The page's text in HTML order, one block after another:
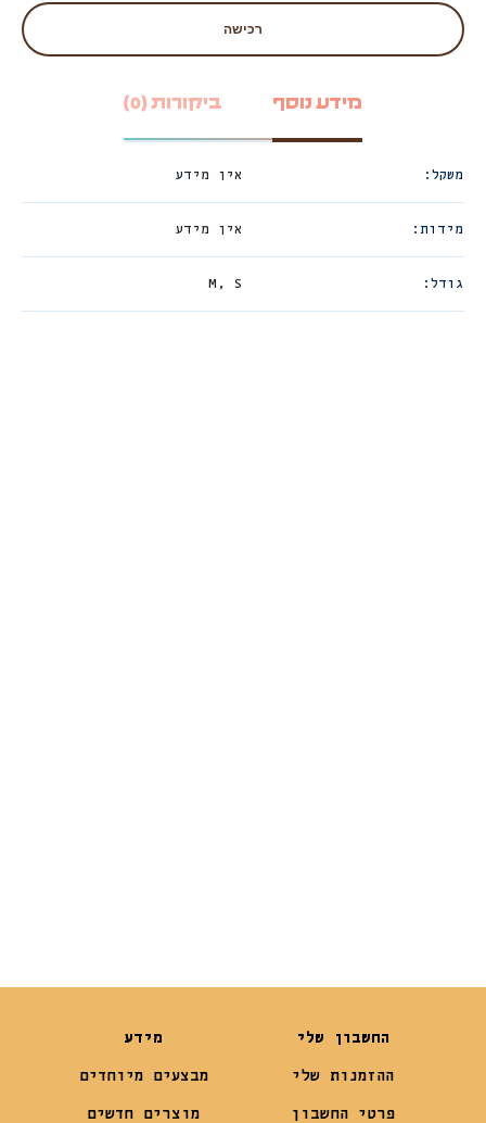
רכישה
מידע נוסף ביקורות (0)
משקל אין מידע
מידות אין מידע
גודל M, S
החשבון שלי
ההזמנות שלי
פרטי החשבון
מידע
מבצעים מיוחדים
מוצרים חדשים